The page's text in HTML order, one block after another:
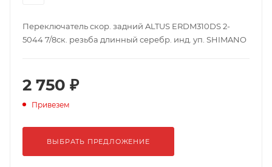
Переключатель скор. задний ALTUS ERDM310DS 2-
5044 7/8ск. резьба длинный серебр. инд. уп. SHIMANO
2 750 ₽
Привезем
ВЫБРАТЬ ПРЕДЛОЖЕНИЕ